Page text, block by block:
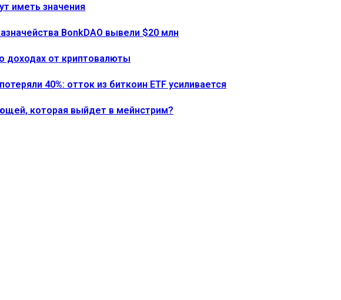
иметь значения
BonkDAO вывели $20 млн
доходах от криптовалюты
40%: отток из биткоин ETF усиливается
которая выйдет в мейнстрим?